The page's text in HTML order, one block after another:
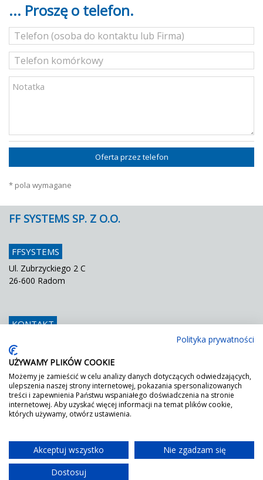
... Proszę o telefon.
Oferta przez telefon
* pola wymagane
FF SYSTEMS SP. Z O.O.
FFSYSTEMS
Ul. Zubrzyckiego 2 C
26-600 Radom
KONTAKT
Fax
E mail
info@ffsystems.pl
FF JEST ZIELONY!
Polityka prywatności
UŻYWAMY PLIKÓW COOKIE
Możemy je zamieścić w celu analizy danych dotyczących odwiedzających,
ulepszenia naszej strony internetowej, pokazania spersonalizowanych
treści i zapewnienia Państwu wspaniałego doświadczenia na stronie
internetowej. Aby uzyskać więcej informacji na temat plików cookie,
których używamy, otwórz ustawienia.
Akceptuj wszystko
Nie zgadzam się
Dostosuj